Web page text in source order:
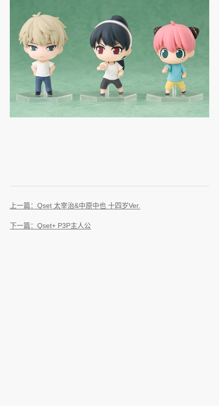
上一篇：Qset 太宰治&中原中也 十四岁Ver.
下一篇：Qset+ P3P主人公